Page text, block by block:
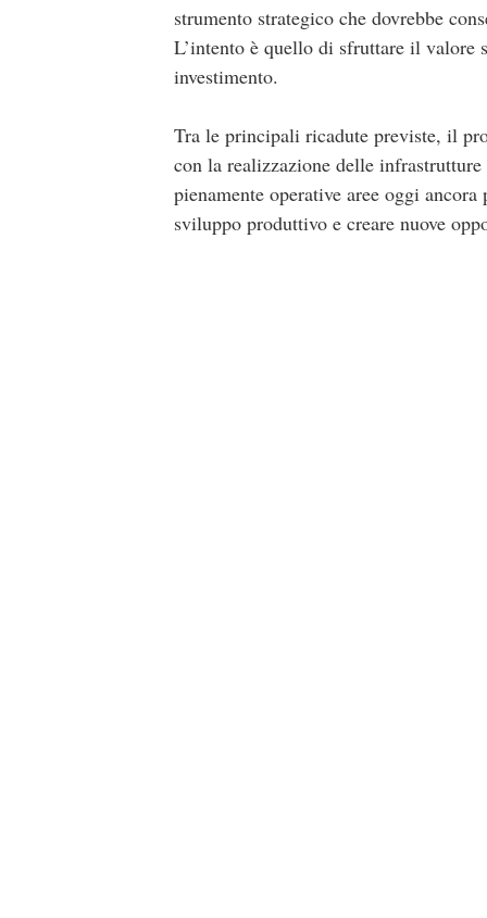
strumento strategico che dovrebbe
L’intento è quello di sfruttare il valore
investimento.
Tra le principali ricadute previste, il
con la realizzazione delle
pienamente operative aree oggi
sviluppo produttivo e creare nuove